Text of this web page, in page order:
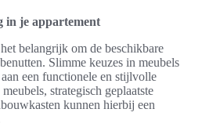
in je appartement
belangrijk om de beschikbare
Slimme keuzes in meubels
een functionele en stijlvolle
strategisch geplaatste
kunnen hierbij een